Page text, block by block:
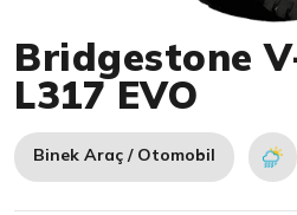
Bridgestone
L317 EVO
Binek Araç / Otomobil